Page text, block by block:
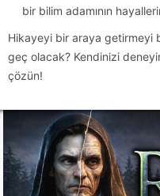
bir bilim adamının
Hikayeyi bir araya getirmeyi
geç olacak? Kendinizi
çözün!